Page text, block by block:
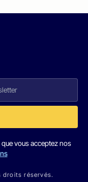
vous acceptez nos
droits réservés.